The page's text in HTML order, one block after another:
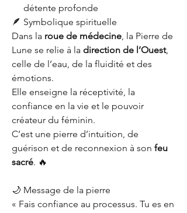
détente profonde
🪶 Symbolique spirituelle
Dans la roue de médecine, la Pierre de
Lune se relie à la direction de l’Ouest,
celle de l’eau, de la fluidité et des
émotions.
Elle enseigne la réceptivité, la
confiance en la vie et le pouvoir
créateur du féminin.
C’est une pierre d’intuition, de
guérison et de reconnexion à son feu
sacré. 🔥
🌙 Message de la pierre
« Fais confiance au processus. Tu es en